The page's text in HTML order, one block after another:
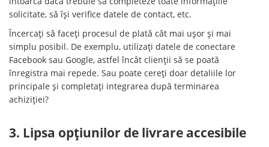
solicitate, să își verifice datele de contact, etc.
Încercați să faceți procesul de plată cât mai ușor și mai
simplu posibil. De exemplu, utilizați datele de conectare
Facebook sau Google, astfel încât clienții să se poată
înregistra mai repede. Sau poate cereți doar detaliile lor
principale și completați integrarea după terminarea
achiziției?
3. Lipsa opțiunilor de livrare accesibile